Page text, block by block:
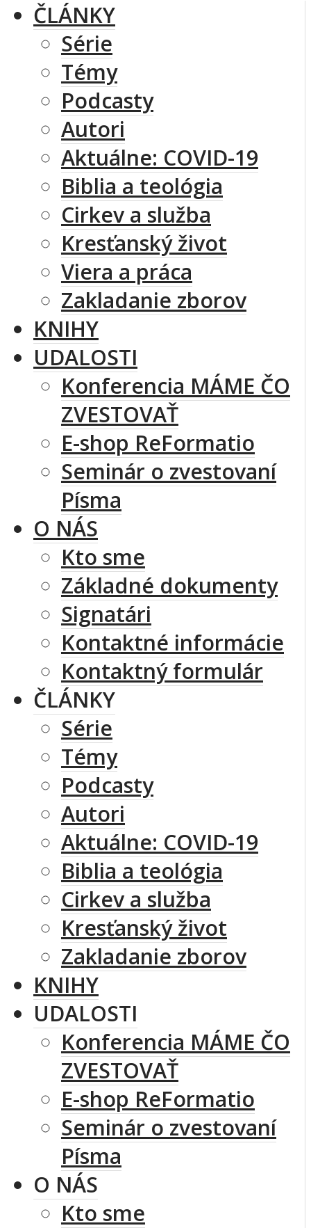
ČLÁNKY
Série
Témy
Podcasty
Autori
Aktuálne: COVID-19
Biblia a teológia
Cirkev a služba
Kresťanský život
Viera a práca
Zakladanie zborov
KNIHY
UDALOSTI
Konferencia MÁME ČO
ZVESTOVAŤ
E-shop ReFormatio
Seminár o zvestovaní
Písma
O NÁS
Kto sme
Základné dokumenty
Signatári
Kontaktné informácie
Kontaktný formulár
ČLÁNKY
Série
Témy
Podcasty
Autori
Aktuálne: COVID-19
Biblia a teológia
Cirkev a služba
Kresťanský život
Zakladanie zborov
KNIHY
UDALOSTI
Konferencia MÁME ČO
ZVESTOVAŤ
E-shop ReFormatio
Seminár o zvestovaní
Písma
O NÁS
Kto sme